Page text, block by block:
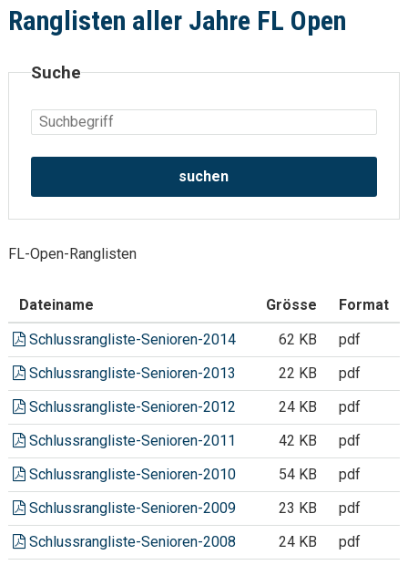
Ranglisten aller Jahre FL Open
Suche
suchen
FL-Open-Ranglisten
Dateiname Grösse
Format
Schlussrangliste-Senioren-2014
62 KB
pdf
Schlussrangliste-Senioren-2013
22 KB
pdf
Schlussrangliste-Senioren-2012
24 KB
pdf
Schlussrangliste-Senioren-2011
42 KB
pdf
Schlussrangliste-Senioren-2010
54 KB
pdf
Schlussrangliste-Senioren-2009
23 KB
pdf
Schlussrangliste-Senioren-2008
24 KB
pdf